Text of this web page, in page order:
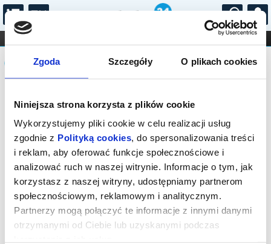
Zgoda Szczegóły O plikach cookies
Niniejsza strona korzysta z plików cookie
Wykorzystujemy pliki cookie w celu realizacji usług
zgodnie z Polityką cookies, do spersonalizowania treści
i reklam, aby oferować funkcje społecznościowe i
analizować ruch w naszej witrynie. Informacje o tym, jak
korzystasz z naszej witryny, udostępniamy partnerom
społecznościowym, reklamowym i analitycznym.
Partnerzy mogą połączyć te informacje z innymi danymi
otrzymanymi od Ciebie lub uzyskanymi podczas
...
FILHARMONIA OPERA I BALET
STAND-UP
DLA DZIECI
Komunikat
Sprzedaż biletów on-line na wydarzenie
została zakończona.